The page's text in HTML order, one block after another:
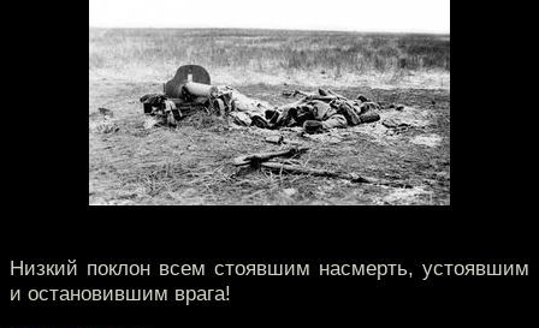
Низкий поклон всем стоявшим насмерть, устоявшим
и остановившим врага!